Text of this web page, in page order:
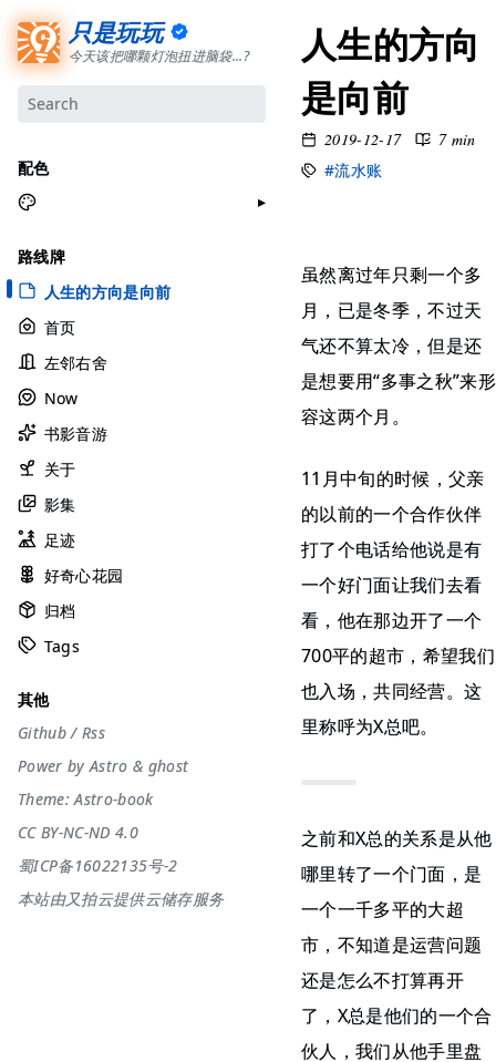
只是玩玩
今天该把哪颗灯泡扭进脑袋...?
配色
极夜黑
雅余黄
昱行粉
她的蓝
莫比乌斯
香草绿
自适应
路线牌
人生的方向是向前
首页
左邻右舍
Now
书影音游
关于
影集
足迹
好奇心花园
归档
Tags
其他
Github/ Rss
Power byAstro & ghost
Theme:Astro-book
CC BY-NC-ND 4.0
蜀ICP备16022135号-2
本站由又拍云提供云储存服务
人生的方向
是向前
2019-12-17
7 min
#流水账
虽然离过年只剩一个多
月，已是冬季，不过天
气还不算太冷，但是还
是想要用“多事之秋”来形
容这两个月。
11月中旬的时候，父亲
的以前的一个合作伙伴
打了个电话给他说是有
一个好门面让我们去看
看，他在那边开了一个
700平的超市，希望我们
也入场，共同经营。这
里称呼为X总吧。
之前和X总的关系是从他
哪里转了一个门面，是
一个一千多平的大超
市，不知道是运营问题
还是怎么不打算再开
了，X总是他们的一个合
伙人，我们从他手里盘